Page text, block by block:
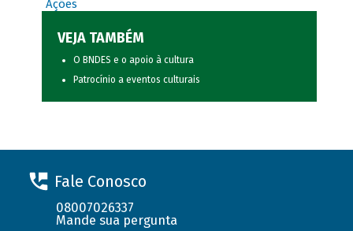
Ações
VEJA TAMBÉM
O BNDES e o apoio à cultura
Patrocínio a eventos culturais
Fale Conosco
08007026337
Mande sua pergunta